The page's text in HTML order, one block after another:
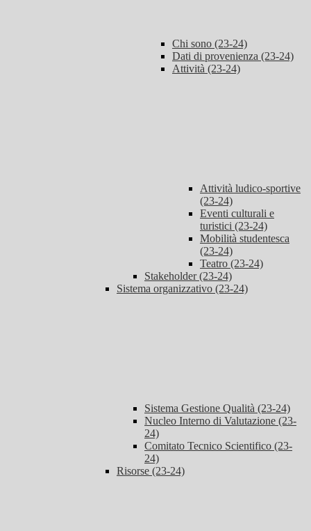
Chi sono (23-24)
Dati di provenienza (23-24)
Attività (23-24)
Attività ludico-sportive
(23-24)
Eventi culturali e
turistici (23-24)
Mobilità studentesca
(23-24)
Teatro (23-24)
Stakeholder (23-24)
Sistema organizzativo (23-24)
Sistema Gestione Qualità (23-24)
Nucleo Interno di Valutazione (23-
24)
Comitato Tecnico Scientifico (23-
24)
Risorse (23-24)